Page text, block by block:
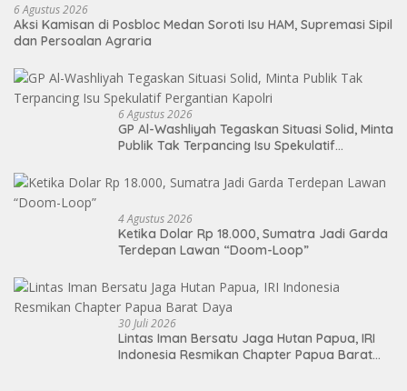
6 Agustus 2026
Aksi Kamisan di Posbloc Medan Soroti Isu HAM, Supremasi Sipil
dan Persoalan Agraria
6 Agustus 2026
GP Al-Washliyah Tegaskan Situasi Solid, Minta
Publik Tak Terpancing Isu Spekulatif
4 Agustus 2026
Ketika Dolar Rp 18.000, Sumatra Jadi Garda
Terdepan Lawan “Doom-Loop”
30 Juli 2026
Lintas Iman Bersatu Jaga Hutan Papua, IRI
Indonesia Resmikan Chapter Papua Barat